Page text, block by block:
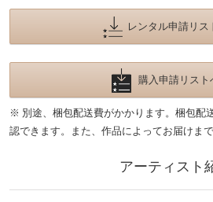
レンタル申請リス
購入申請リスト
※ 別途、梱包配送費がかかります。梱包配
認できます。また、作品によってお届けま
アーティスト